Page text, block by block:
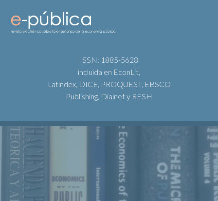
ISSN: 1885-5628
incluida en EconLit,
Latindex, DICE, PROQUEST, EBSCO
Publishing, Dialnet y RESH